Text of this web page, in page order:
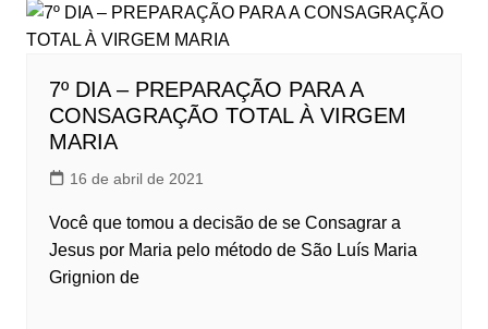
7º DIA – PREPARAÇÃO PARA A
CONSAGRAÇÃO TOTAL À VIRGEM
MARIA
16 de abril de 2021
Você que tomou a decisão de se Consagrar a
Jesus por Maria pelo método de São Luís Maria
Grignion de